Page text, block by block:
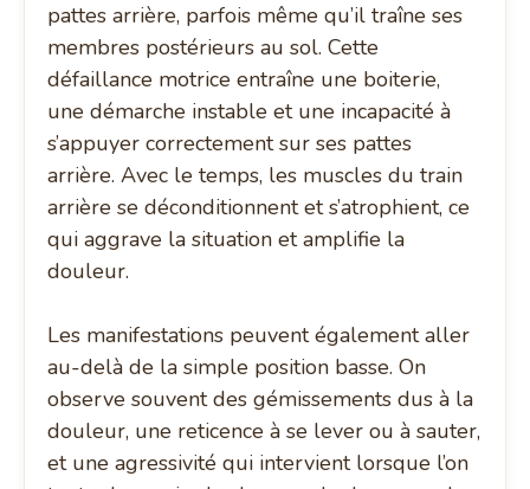
pattes arrière, parfois même qu’il traîne ses
membres postérieurs au sol. Cette
défaillance motrice entraîne une boiterie,
une démarche instable et une incapacité à
s’appuyer correctement sur ses pattes
arrière. Avec le temps, les muscles du train
arrière se déconditionnent et s’atrophient, ce
qui aggrave la situation et amplifie la
douleur.
Les manifestations peuvent également aller
au-delà de la simple position basse. On
observe souvent des gémissements dus à la
douleur, une reticence à se lever ou à sauter,
et une agressivité qui intervient lorsque l’on